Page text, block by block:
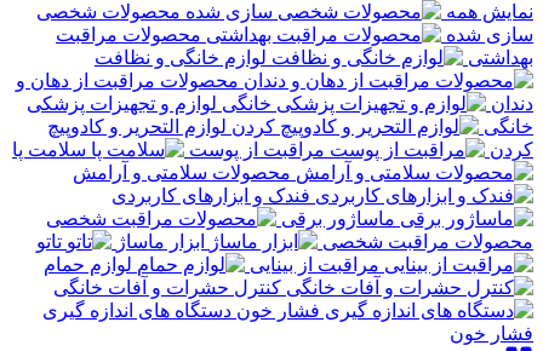
نمایش همه
محصولات شخصی
سازی شده
محصولات مراقبت
بهداشتی
لوازم خانگی و نظافت
محصولات مراقبت از دهان و
دندان
لوازم و تجهیزات پزشکی
خانگی
لوازم التحریر و کادوپیچ
کردن
مراقبت از پوست
سلامت پا
محصولات سلامتی و آرامش
فندک و ابزارهای کاربردی
ماساژور برقی
محصولات مراقبت شخصی
ابزار ماساژ
تاتو
مراقبت از بینایی
لوازم حمام
کنترل حشرات و آفات خانگی
دستگاه های اندازه گیری
فشار خون